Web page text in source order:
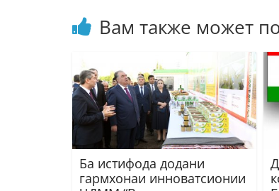
Вам также может
Ба истифода додани
гармхонаи инноватсионии